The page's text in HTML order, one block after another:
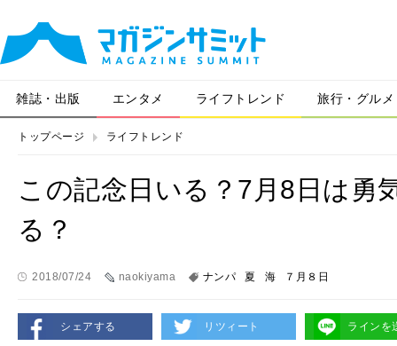
雑誌・出版 エンタメ ライフトレンド 旅行・グルメ
トップページ ライフトレンド
この記念日いる？7月8日は勇
る？
2018/07/24 naokiyama ナンパ 夏 海 ７月８日
シェアする リツィート ラインを